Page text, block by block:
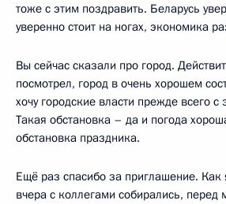
тоже с этим поздравить. Беларусь
уверенно стоит на ногах, экономика
Вы сейчас сказали про город.
посмотрел, город в очень хорошем
хочу городские власти прежде всего с
Такая обстановка – да и погода
обстановка праздника.
Ещё раз спасибо за приглашение.
вчера с коллегами собирались,